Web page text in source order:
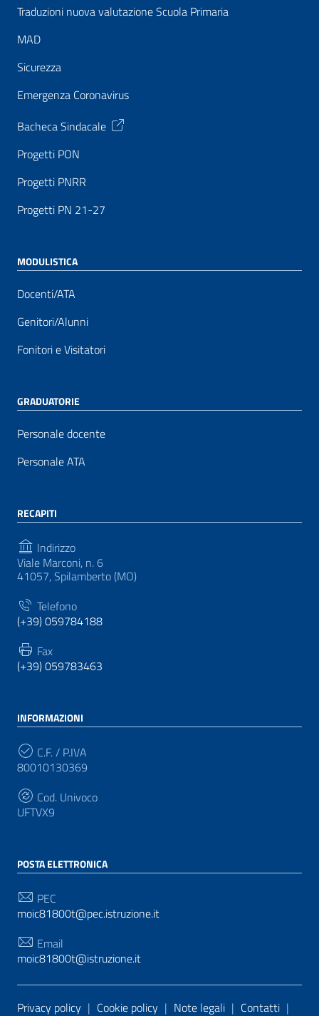
Traduzioni nuova valutazione Scuola Primaria
MAD
Sicurezza
Emergenza Coronavirus
Bacheca Sindacale
Progetti PON
Progetti PNRR
Progetti PN 21-27
MODULISTICA
Docenti/ATA
Genitori/Alunni
Fonitori e Visitatori
GRADUATORIE
Personale docente
Personale ATA
RECAPITI
Indirizzo
Viale Marconi, n. 6
41057, Spilamberto (MO)
Telefono
(+39) 059784188
Fax
(+39) 059783463
INFORMAZIONI
C.F. / P.IVA
80010130369
Cod. Univoco
UFTVX9
POSTA ELETTRONICA
PEC
moic81800t@pec.istruzione.it
Email
moic81800t@istruzione.it
Sezione Link Utili
Privacy policy | Cookie policy | Note legali | Contatti |